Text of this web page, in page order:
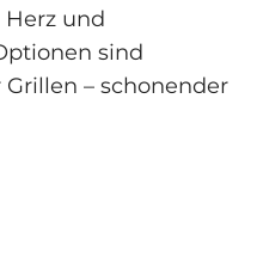
Herz und
sind
– schonender